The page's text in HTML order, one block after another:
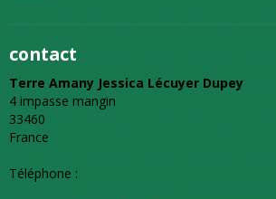
contact
Terre Amany Jessica Lécuyer Dupey
4 impasse mangin
33460
France
Téléphone :